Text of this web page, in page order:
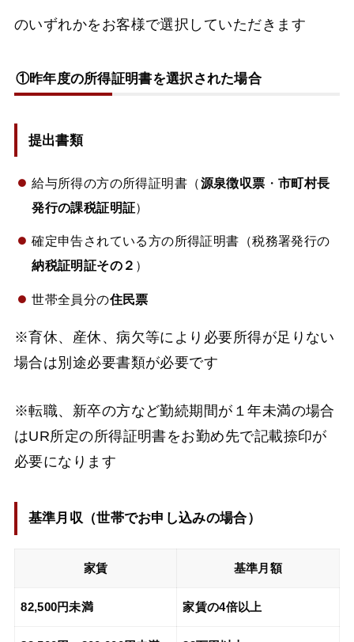
のいずれかをお客様で選択していただきます
①昨年度の所得証明書を選択された場合
提出書類
給与所得の方の所得証明書（源泉徴収票 ・ 市町村長
発行の課税証明証）
確定申告されている方の所得証明書（税務署発行の
納税証明証その２ ）
世帯全員分の住民票
※育休、産休、病欠等により必要所得が足りない
場合は別途必要書類が必要です
※転職、新卒の方など勤続期間が１年未満の場合
はUR所定の所得証明書をお勤め先で記載捺印が
必要になります
基準月収（世帯でお申し込みの場合）
家賃 基準月額
82,500円未満 家賃の4倍以上